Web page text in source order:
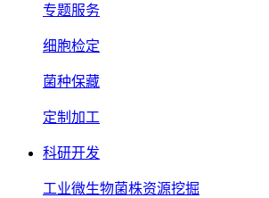
专题服务
细胞检定
菌种保藏
定制加工
科研开发
工业微生物菌株资源挖掘